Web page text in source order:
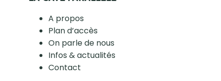
A propos
Plan d’accès
On parle de nous
Infos & actualités
Contact